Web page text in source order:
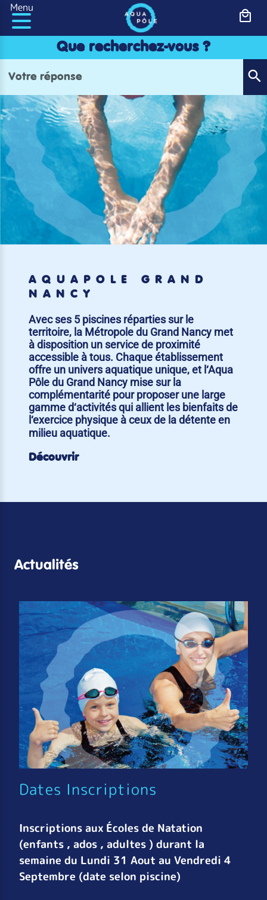
Panneau de gestion des cookies
Menu
Que recherchez-vous ?
AQUAPÔLE GRAND
NANCY
Avec ses 5 piscines réparties sur le
territoire, la Métropole du Grand Nancy met
à disposition un service de proximité
accessible à tous. Chaque établissement
offre un univers aquatique unique, et l‘Aqua
Pôle du Grand Nancy mise sur la
complémentarité pour proposer une large
gamme d‘activités qui allient les bienfaits de
l‘exercice physique à ceux de la détente en
milieu aquatique.
Découvrir
Actualités
Dates Inscriptions
Inscriptions aux Écoles de Natation
(enfants , ados , adultes ) durant la
semaine du Lundi 31 Aout au Vendredi 4
Septembre (date selon piscine)